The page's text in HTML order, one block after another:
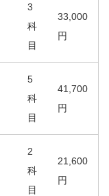
3
科
目
33,000
円
5
科
目
41,700
円
2
科
目
21,600
円